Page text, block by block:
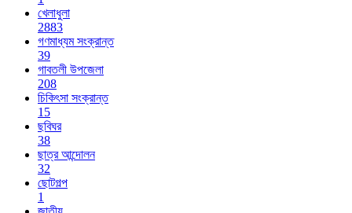
খেলাধুলা
2883
গণমাধ্যম সংক্রান্ত
39
গাবতলী উপজেলা
208
চিকিৎসা সংক্রান্ত
15
ছবিঘর
38
ছাত্র আন্দোলন
32
ছোটগল্প
1